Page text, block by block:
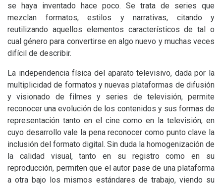
se haya inventado hace poco. Se trata de series que
mezclan formatos, estilos y narrativas, citando y
reutilizando aquellos elementos característicos de tal o
cual género para convertirse en algo nuevo y muchas veces
difícil de describir.
La independencia física del aparato televisivo, dada por la
multiplicidad de formatos y nuevas plataformas de difusión
y visionado de filmes y series de televisión, permite
reconocer una evolución de los contenidos y sus formas de
representación tanto en el cine como en la televisión, en
cuyo desarrollo vale la pena reconocer como punto clave la
inclusión del formato digital. Sin duda la homogenización de
la calidad visual, tanto en su registro como en su
reproducción, permiten que el autor pase de una plataforma
a otra bajo los mismos estándares de trabajo, viendo su